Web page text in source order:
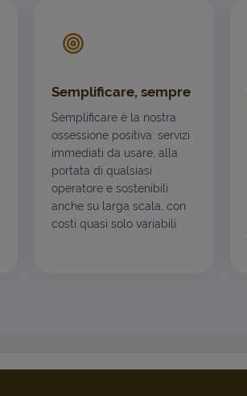
Semplificare, sempre
Semplificare è la nostra
ossessione positiva: servizi
immediati da usare, alla
portata di qualsiasi
operatore e sostenibili
anche su larga scala, con
costi quasi solo variabili.